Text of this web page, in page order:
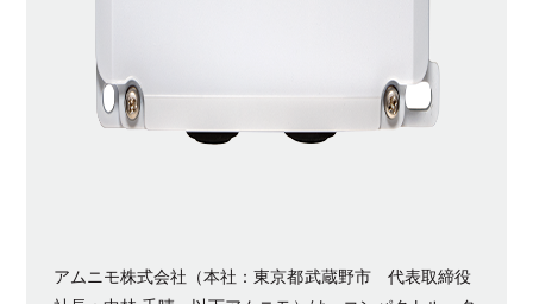
アムニモ株式会社（本社：東京都武蔵野市 代表取締役